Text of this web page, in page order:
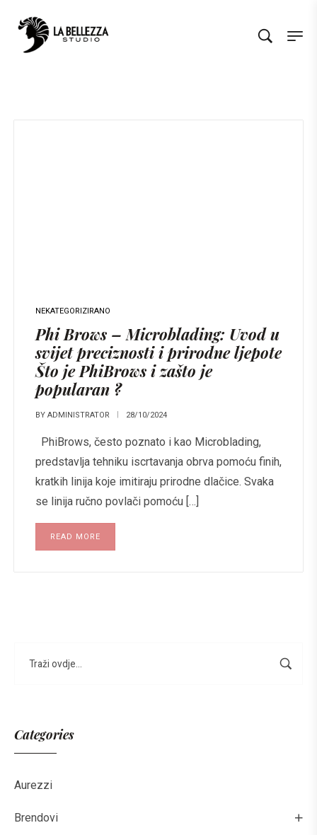
Categories
Aurezzi
Brendovi
NEKATEGORIZIRANO
Phi Brows – Microblading: Uvod u
svijet preciznosti i prirodne ljepote
Što je PhiBrows i zašto je
popularan ?
BY ADMINISTRATOR 28/10/2024
PhiBrows, često poznato i kao Microblading,
predstavlja tehniku iscrtavanja obrva pomoću finih,
kratkih linija koje imitiraju prirodne dlačice. Svaka
se linija ručno povlači pomoću […]
READ MORE